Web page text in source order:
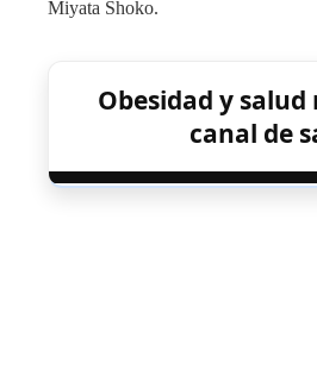
Miyata Shoko.
Obesidad y
canal de